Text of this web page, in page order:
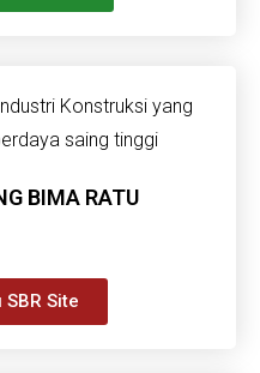
Konstruksi yang
saing tinggi
BIMA RATU
Site